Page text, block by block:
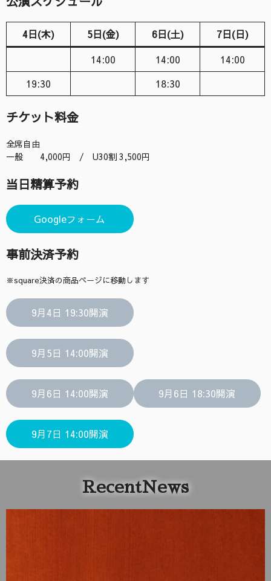
4日(木) 5日(金) 6日(土)
7日(日)
14:00
14:00
14:00
19:30
18:30
チケット料金
全席自由
一般 4,000円 / U30割 3,500円
当日精算予約
Googleフォーム
事前決済予約
※square決済の商品ページに移動します
9月4日 19:30開演
9月5日 14:00開演
9月6日 14:00開演 9月6日 18:30開演
9月7日 14:00開演
RecentNews